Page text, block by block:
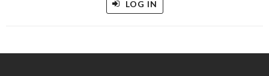
LOG IN